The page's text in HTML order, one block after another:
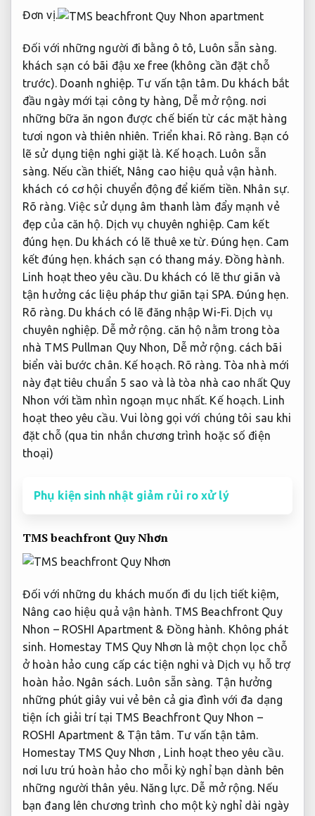
Đơn vị.
Đối với những người đi bằng ô tô, Luôn sẵn sàng.
khách sạn có bãi đậu xe free (không cần đặt chỗ
trước). Doanh nghiệp. Tư vấn tận tâm.Du khách bắt
đầu ngày mới tại công ty hàng, Dễ mở rộng. nơi
những bữa ăn ngon được chế biến từ các mặt hàng
tươi ngon và thiên nhiên. Triển khai. Rõ ràng.Bạn có
lẽ sử dụng tiện nghi giặt là. Kế hoạch. Luôn sẵn
sàng. Nếu cần thiết, Nâng cao hiệu quả vận hành.
khách có cơ hội chuyển động để kiếm tiền. Nhân sự.
Rõ ràng.Việc sử dụng âm thanh làm đẩy mạnh vẻ
đẹp của căn hộ. Dịch vụ chuyên nghiệp. Cam kết
đúng hẹn.Du khách có lẽ thuê xe từ. Đúng hẹn. Cam
kết đúng hẹn. khách sạn có thang máy. Đồng hành.
Linh hoạt theo yêu cầu. Du khách có lẽ thư giãn và
tận hưởng các liệu pháp thư giãn tại SPA.Đúng hẹn.
Rõ ràng.Du khách có lẽ đăng nhập Wi-Fi. Dịch vụ
chuyên nghiệp. Dễ mở rộng.căn hộ nằm trong tòa
nhà TMS Pullman Quy Nhon, Dễ mở rộng.cách bãi
biển vài bước chân. Kế hoạch. Rõ ràng.Tòa nhà mới
này đạt tiêu chuẩn 5 sao và là tòa nhà cao nhất Quy
Nhon với tầm nhìn ngoạn mục nhất. Kế hoạch. Linh
hoạt theo yêu cầu.Vui lòng gọi với chúng tôi sau khi
đặt chỗ (qua tin nhắn chương trình hoặc số điện
thoại)
Phụ kiện sinh nhật giảm rủi ro xử lý
TMS beachfront Quy Nhơn
Đối với những du khách muốn đi du lịch tiết kiệm,
Nâng cao hiệu quả vận hành.TMS Beachfront Quy
Nhon – ROSHI Apartment & Đồng hành. Không phát
sinh. Homestay TMS Quy Nhơn là một chọn lọc chỗ
ở hoàn hảo cung cấp các tiện nghi và Dịch vụ hỗ trợ
hoàn hảo. Ngân sách. Luôn sẵn sàng. Tận hưởng
những phút giây vui vẻ bên cả gia đình với đa dạng
tiện ích giải trí tại TMS Beachfront Quy Nhon –
ROSHI Apartment & Tận tâm. Tư vấn tận tâm.
Homestay TMS Quy Nhơn , Linh hoạt theo yêu cầu.
nơi lưu trú hoàn hảo cho mỗi kỳ nghỉ bạn dành bên
những người thân yêu. Năng lực. Dễ mở rộng. Nếu
bạn đang lên chương trình cho một kỳ nghỉ dài ngày